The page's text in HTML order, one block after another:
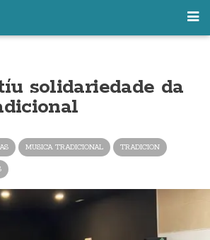
solidariedade da
MUSICA TRADICIONAL TRADICION